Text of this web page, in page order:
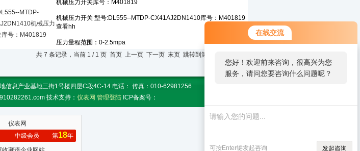
在线交流
您好！欢迎前来咨询，很高兴为您
服务，请问您要咨询什么问题呢？
可按Enter键发起咨询 发起咨询
MTDP-
机械压力
库号：M401819
共 7 条记录，当前 1 / 1 页 首页 上一页 下一页 末页 跳转到第
信息产业基地三街1号楼四层C段4C-14 电话： 传真：010-62981256
技术支持： 仪表网 管理登陆 ICP备案号：
仪表网
中级会员
第18年